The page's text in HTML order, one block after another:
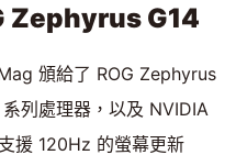
Zephyrus G14
頒給了 ROG Zephyrus
列處理器，以及 NVIDIA
援 120Hz 的螢幕更新